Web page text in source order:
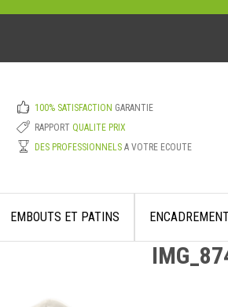
100% SATISFACTION GARANTIE
RAPPORT QUALITE PRIX
DES PROFESSIONNELSA VOTRE ECOUTE
EMBOUTS ET PATINS